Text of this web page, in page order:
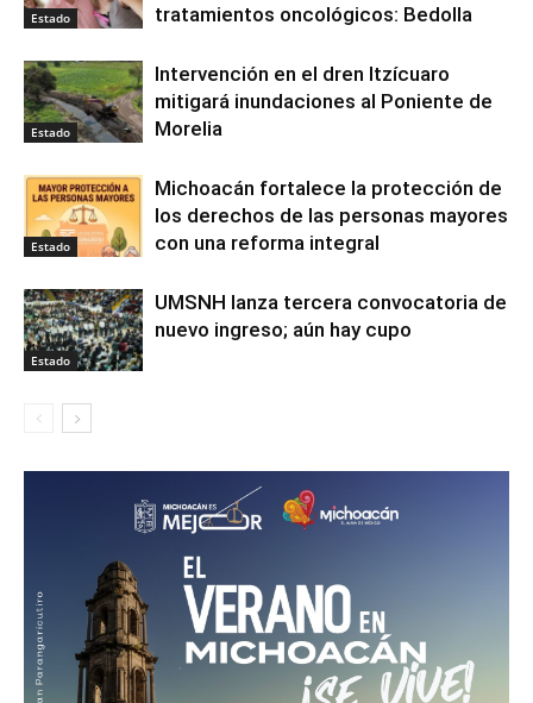
Estado tratamientos oncológicos: Bedolla
Estado
Intervención en el dren Itzícuaro
mitigará inundaciones al Poniente de
Morelia
Estado
Michoacán fortalece la protección de
los derechos de las personas mayores
con una reforma integral
Estado
UMSNH lanza tercera convocatoria de
nuevo ingreso; aún hay cupo